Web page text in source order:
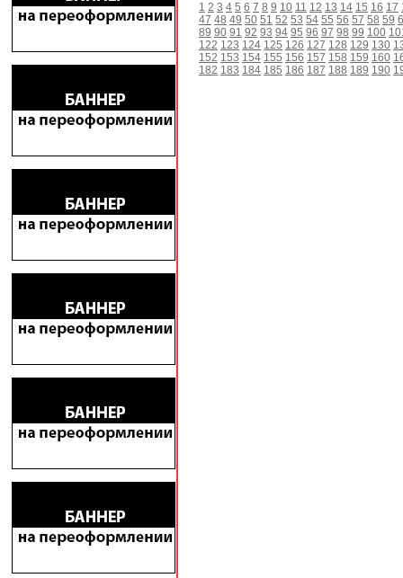
1 2 3 4 5 6 7 8 9 10 11 12 13 14 15 16 17
47 48 49 50 51 52 53 54 55 56 57 58 59
89 90 91 92 93 94 95 96 97 98 99 100
122 123 124 125 126 127 128 129 130
152 153 154 155 156 157 158 159 160
182 183 184 185 186 187 188 189 190